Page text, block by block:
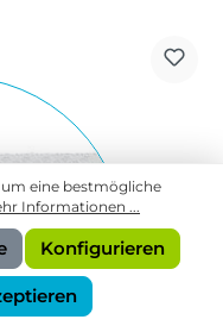
eine bestmögliche
Informationen ...
Konfigurieren